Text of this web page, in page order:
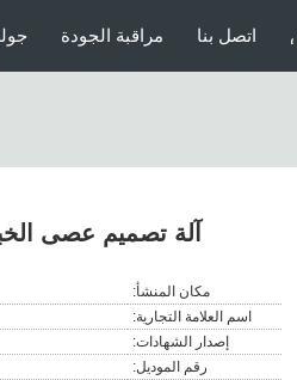
مراقبة الجودة اتصل بنا
آلة تصميم عصى
مكان المنشأ:
اسم العلامة التجارية:
إصدار الشهادات:
رقم الموديل: